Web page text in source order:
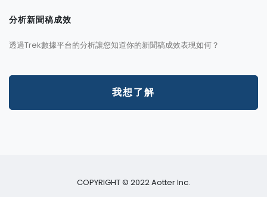
分析新聞稿成效
透過Trek數據平台的分析讓您知道你的新聞稿成效表現如何？
我想了解
COPYRIGHT © 2022 Aotter Inc.